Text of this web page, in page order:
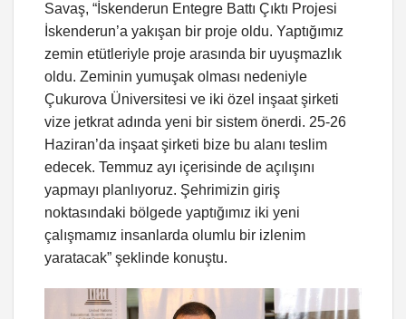
Savaş, “İskenderun Entegre Battı Çıktı Projesi
İskenderun’a yakışan bir proje oldu. Yaptığımız
zemin etütleriyle proje arasında bir uyuşmazlık
oldu. Zeminin yumuşak olması nedeniyle
Çukurova Üniversitesi ve iki özel inşaat şirketi
vize jetkrat adında yeni bir sistem önerdi. 25-26
Haziran’da inşaat şirketi bize bu alanı teslim
edecek. Temmuz ayı içerisinde de açılışını
yapmayı planlıyoruz. Şehrimizin giriş
noktasındaki bölgede yaptığımız iki yeni
çalışmamız insanlarda olumlu bir izlenim
yaratacak” şeklinde konuştu.